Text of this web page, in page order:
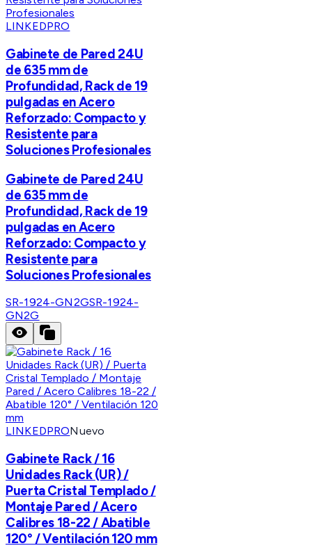
LINKEDPRO
Gabinete de Pared 24U
de 635 mm de
Profundidad, Rack de 19
pulgadas en Acero
Reforzado: Compacto y
Resistente para
Soluciones Profesionales
Gabinete de Pared 24U
de 635 mm de
Profundidad, Rack de 19
pulgadas en Acero
Reforzado: Compacto y
Resistente para
Soluciones Profesionales
SR-1924-GN2GSR-1924-
GN2G
LINKEDPRONuevo
Gabinete Rack / 16
Unidades Rack (UR) /
Puerta Cristal Templado /
Montaje Pared / Acero
Calibres 18-22 / Abatible
120° / Ventilación 120 mm